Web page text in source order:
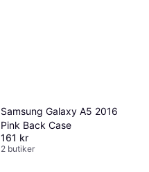
Samsung Galaxy A5 2016
Pink Back Case
161 kr
2 butiker